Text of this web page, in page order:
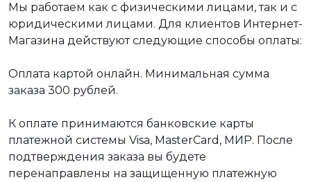
Мы работаем как с физическими лицами, так и с
юридическими лицами. Для клиентов Интернет-
Магазина действуют следующие способы оплаты:
Оплата картой онлайн. Минимальная сумма
заказа 300 рублей.
К оплате принимаются банковские карты
платежной системы Visa, MasterCard, МИР. После
подтверждения заказа вы будете
перенаправлены на защищенную платежную